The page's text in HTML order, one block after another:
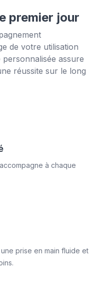
premier jour
de votre utilisation
assure
réussite sur le long
à chaque
prise en main fluide et